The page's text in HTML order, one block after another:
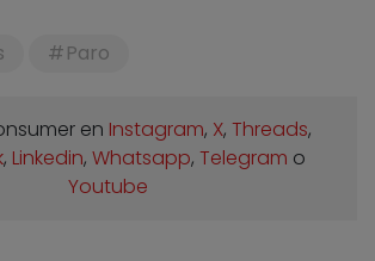
Paro
en Instagram, X, Threads,
, Linkedin, Whatsapp, Telegram o
Youtube